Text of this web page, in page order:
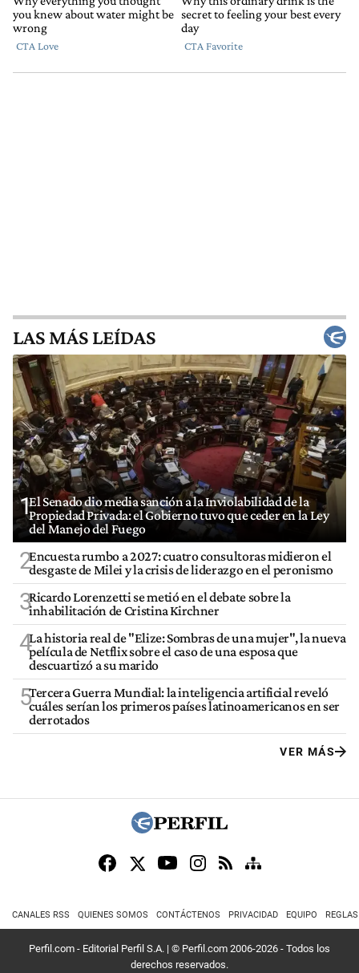
LAS MÁS LEÍDAS
1El Senado dio media sanción a la Inviolabilidad de la
Propiedad Privada: el Gobierno tuvo que ceder en la Ley
del Manejo del Fuego
2Encuesta rumbo a 2027: cuatro consultoras midieron el
desgaste de Milei y la crisis de liderazgo en el peronismo
3Ricardo Lorenzetti se metió en el debate sobre la
inhabilitación de Cristina Kirchner
4La historia real de "Elize: Sombras de una mujer", la nueva
película de Netflix sobre el caso de una esposa que
descuartizó a su marido
5Tercera Guerra Mundial: la inteligencia artificial reveló
cuáles serían los primeros países latinoamericanos en ser
derrotados
VER MÁS
CANALES RSS QUIENES SOMOS CONTÁCTENOS PRIVACIDAD EQUIPO
Perfil.com - Editorial Perfil S.A. | © Perfil.com 2006-2026 - Todos los
derechos reservados.